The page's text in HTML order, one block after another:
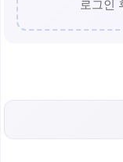
로그인